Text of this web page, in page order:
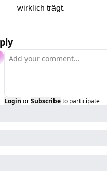
wirklich trägt.
Login orSubscribeto participate